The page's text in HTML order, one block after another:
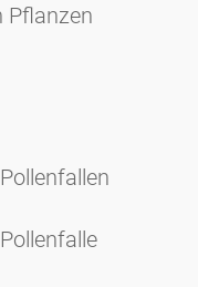
Pflanzen